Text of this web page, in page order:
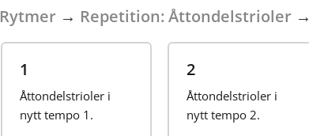
Rytmer→ Repetition: Åttondelstrioler→
1
Åttondelstrioler i
nytt tempo 1.
2
Åttondelstrioler i
nytt tempo 2.